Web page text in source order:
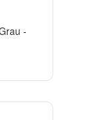
-